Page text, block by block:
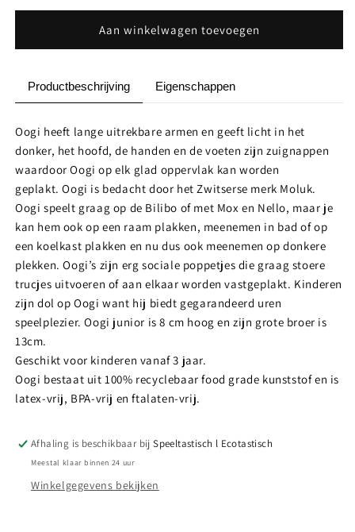
voor
Glow
the
dark
voor
Oogi
Glow
the
dark
Aan winkelwagen toevoegen
Productbeschrijving Eigenschappen
Oogi heeft lange uitrekbare armen en geeft licht in het
donker, het hoofd, de handen en de voeten zijn zuignappen
waardoor Oogi op elk glad oppervlak kan worden
geplakt. Oogi is bedacht door het Zwitserse merk Moluk.
Oogi speelt graag op de Bilibo of met Mox en Nello, maar je
kan hem ook op een raam plakken, meenemen in bad of op
een koelkast plakken en nu dus ook meenemen op donkere
plekken. Oogi’s zijn erg sociale poppetjes die graag stoere
trucjes uitvoeren of aan elkaar worden vastgeplakt. Kinderen
zijn dol op Oogi want hij biedt gegarandeerd uren
speelplezier. Oogi junior is 8 cm hoog en zijn grote broer is
13cm.
Geschikt voor kinderen vanaf 3 jaar.
Oogi bestaat uit 100% recyclebaar food grade kunststof en is
latex-vrij, BPA-vrij en ftalaten-vrij.
Afhaling is beschikbaar bijSpeeltastisch l Ecotastisch
Meestal klaar binnen 24 uur
Winkelgegevens bekijken